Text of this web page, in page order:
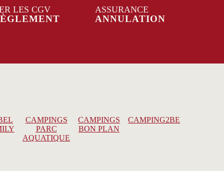
LES CGV ASSURANCE
ANNULATION
CAMPINGS
PARC
AQUATIQUE
CAMPINGS
BON PLAN
CAMPING2BE